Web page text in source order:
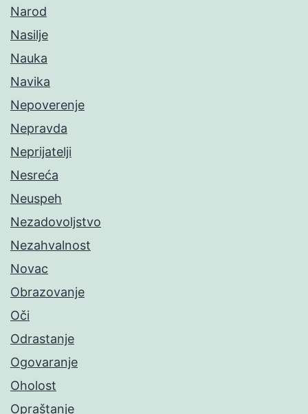
Narod
Nasilje
Nauka
Navika
Nepoverenje
Nepravda
Neprijatelji
Nesreća
Neuspeh
Nezadovoljstvo
Nezahvalnost
Novac
Obrazovanje
Oči
Odrastanje
Ogovaranje
Oholost
Opraštanje